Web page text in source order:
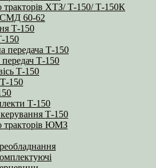
тракторів ХТЗ/ Т-150/ Т-150К
60-62
Т-150
150
передача Т-150
Т-150
Т-150
150
Т-150
Т-150
тракторів ЮМЗ